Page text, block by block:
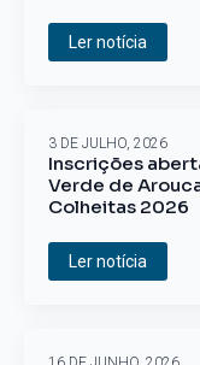
Ler notícia
Inscrições
Verde de
Colheitas 2026
3 DE JULHO, 2026
Ler notícia